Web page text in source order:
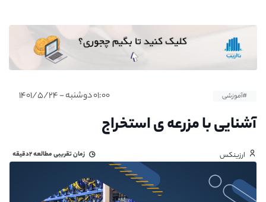
#آموزشی ۰۱:۰۰ دوشنبه - ۱۴۰۱/۵/۲۴
آشنایی با مزرعه ی استخراج
ارزینکس زمان تقریبی مطالعه۲دقیقه